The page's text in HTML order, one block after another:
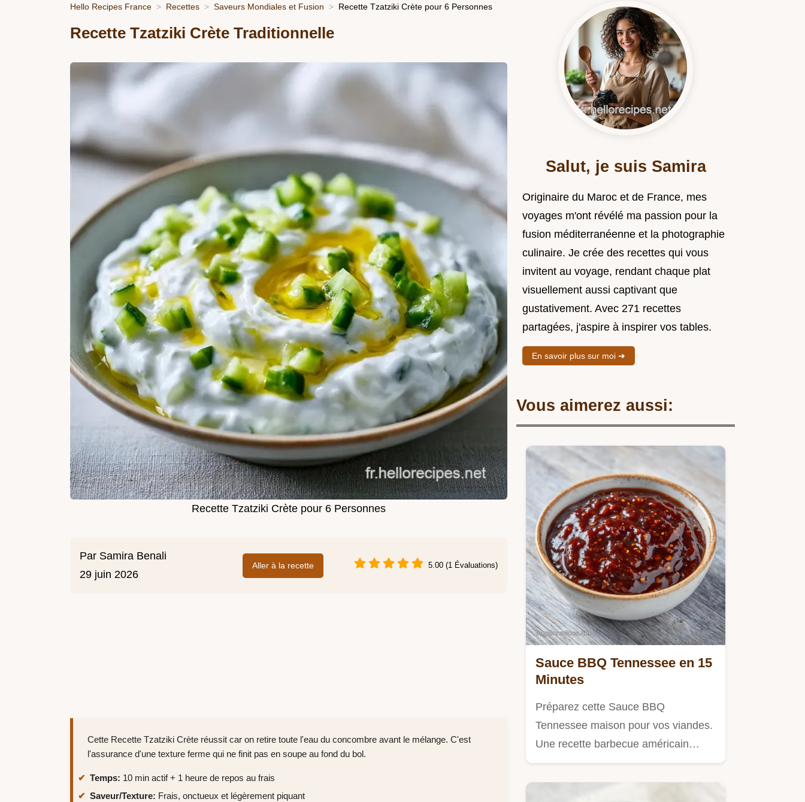
Hello Recipes France Recettes Saveurs Mondiales et Fusion Recette Tzatziki Crète pour 6 Personnes
Recette Tzatziki Crète Traditionnelle
Recette Tzatziki Crète pour 6 Personnes
Par Samira Benali
29 juin 2026
Aller à la recette 5.00 (1 Évaluations)
Cette Recette Tzatziki Crète réussit car on retire toute l'eau du concombre avant le mélange. C'est
l'assurance d'une texture ferme qui ne finit pas en soupe au fond du bol.
Temps: 10 min actif + 1 heure de repos au frais
Saveur/Texture: Frais, onctueux et légèrement piquant
Salut, je suis Samira
Originaire du Maroc et de France, mes
voyages m'ont révélé ma passion pour la
fusion méditerranéenne et la photographie
culinaire. Je crée des recettes qui vous
invitent au voyage, rendant chaque plat
visuellement aussi captivant que
gustativement. Avec 271 recettes
partagées, j'aspire à inspirer vos tables.
En savoir plus sur moi ➜
Vous aimerez aussi:
Sauce BBQ Tennessee en 15
Minutes
Préparez cette Sauce BBQ
Tennessee maison pour vos viandes.
Une recette barbecue américain…